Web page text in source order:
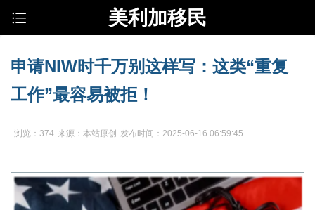
美利加移民
申请NIW时千万别这样写：这类“重复
工作”最容易被拒！
浏览：374 来源：本站原创 发布时间：2025-06-16 06:59:45